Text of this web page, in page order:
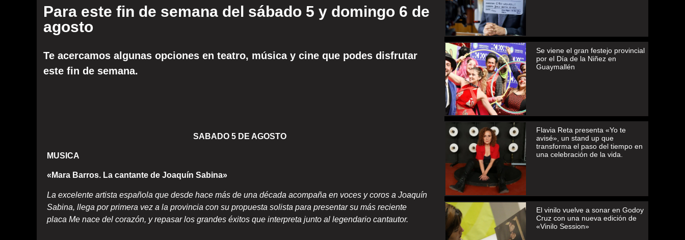
Para este fin de semana del sábado 5 y domingo 6 de
agosto
Te acercamos algunas opciones en teatro, música y cine que podes disfrutar
este fin de semana.
SABADO 5 DE AGOSTO
MUSICA
«Mara Barros. La cantante de Joaquín Sabina»
La excelente artista española que desde hace más de una década acompaña en voces y coros a Joaquín
Sabina, llega por primera vez a la provincia con su propuesta solista para presentar su más reciente
placa Me nace del corazón, y repasar los grandes éxitos que interpreta junto al legendario cantautor.
Se viene el gran festejo provincial
por el Día de la Niñez en
Guaymallén
Flavia Reta presenta «Yo te
avisé», un stand up que
transforma el paso del tiempo en
una celebración de la vida.
El vinilo vuelve a sonar en Godoy
Cruz con una nueva edición de
«Vinilo Session»